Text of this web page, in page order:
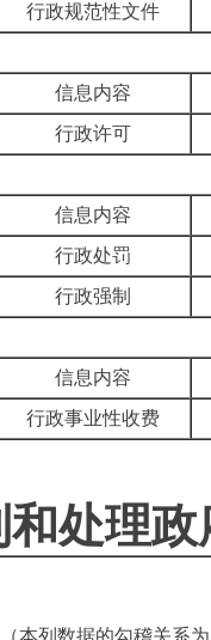
行政规范性文件
信息内容
行政许可
信息内容
行政处罚
行政强制
信息内容
行政事业性收费
处理政
（本列数据的勾稽关系